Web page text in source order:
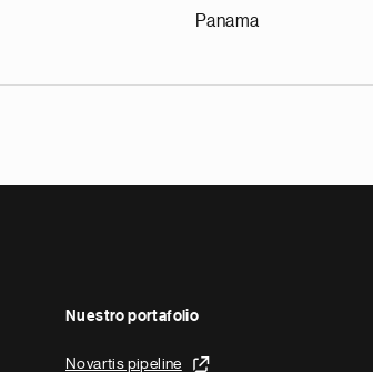
Panama
Nuestro portafolio
Novartis pipeline